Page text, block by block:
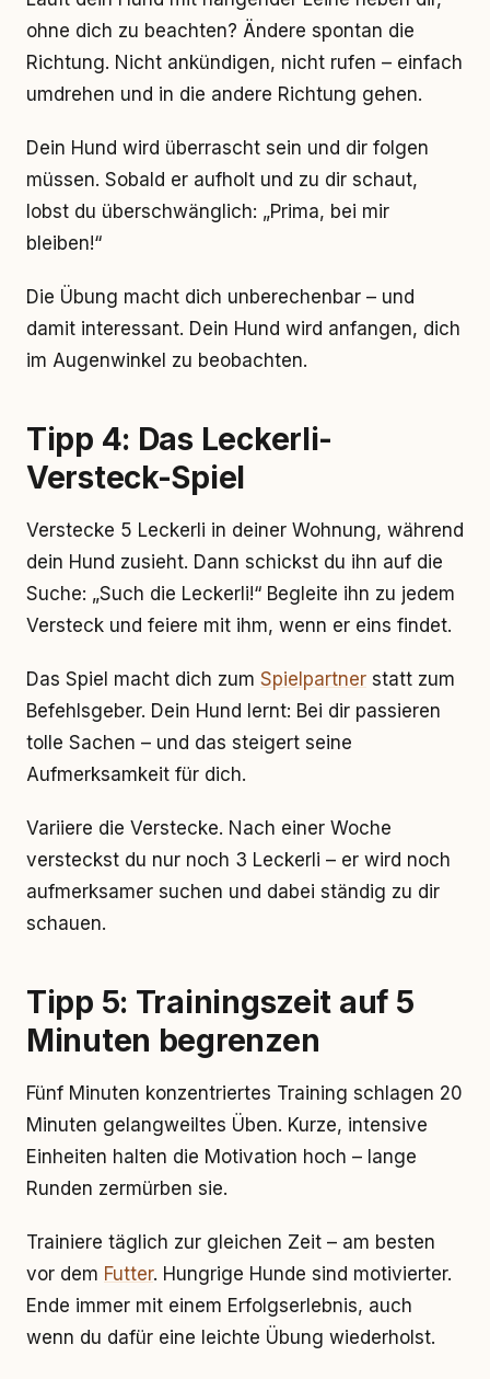
ohne dich zu beachten? Ändere spontan die
Richtung. Nicht ankündigen, nicht rufen – einfach
umdrehen und in die andere Richtung gehen.
Dein Hund wird überrascht sein und dir folgen
müssen. Sobald er aufholt und zu dir schaut,
lobst du überschwänglich: „Prima, bei mir
bleiben!“
Die Übung macht dich unberechenbar – und
damit interessant. Dein Hund wird anfangen, dich
im Augenwinkel zu beobachten.
Tipp 4: Das Leckerli-
Versteck-Spiel
Verstecke 5 Leckerli in deiner Wohnung, während
dein Hund zusieht. Dann schickst du ihn auf die
Suche: „Such die Leckerli!“ Begleite ihn zu jedem
Versteck und feiere mit ihm, wenn er eins findet.
Das Spiel macht dich zum Spielpartner statt zum
Befehlsgeber. Dein Hund lernt: Bei dir passieren
tolle Sachen – und das steigert seine
Aufmerksamkeit für dich.
Variiere die Verstecke. Nach einer Woche
versteckst du nur noch 3 Leckerli – er wird noch
aufmerksamer suchen und dabei ständig zu dir
schauen.
Tipp 5: Trainingszeit auf 5
Minuten begrenzen
Fünf Minuten konzentriertes Training schlagen 20
Minuten gelangweiltes Üben. Kurze, intensive
Einheiten halten die Motivation hoch – lange
Runden zermürben sie.
Trainiere täglich zur gleichen Zeit – am besten
vor dem Futter. Hungrige Hunde sind motivierter.
Ende immer mit einem Erfolgserlebnis, auch
wenn du dafür eine leichte Übung wiederholst.